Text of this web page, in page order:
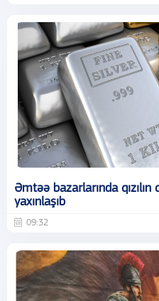
Əmtəə bazarlarında
yaxınlaşıb
09:32